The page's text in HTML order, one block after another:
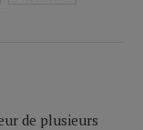
de plusieurs